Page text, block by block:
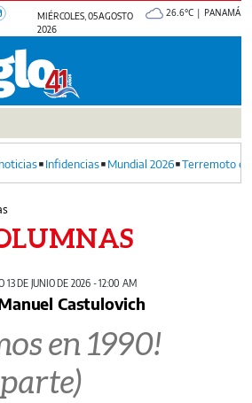
MIÉRCOLES, 05 AGOSTO
2026
26.6°C | PANAMÁ
Infidencias Mundial 2026 Terremoto
13 DE JUNIO DE 2026 - 12:00 AM
Castulovich
en 1990!